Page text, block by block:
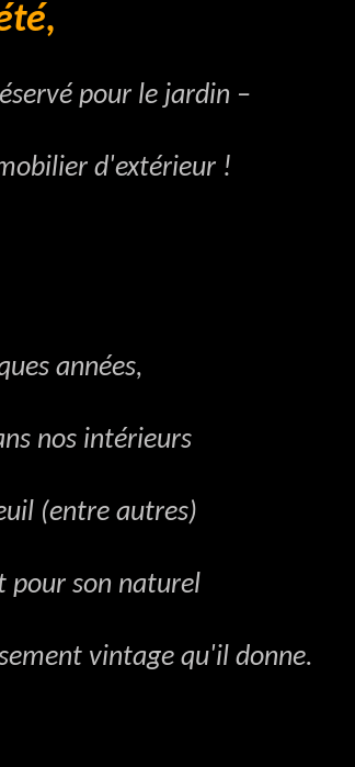
pour le jardin –
d'extérieur !
années,
intérieurs
autres)
naturel
vintage qu'il donne.